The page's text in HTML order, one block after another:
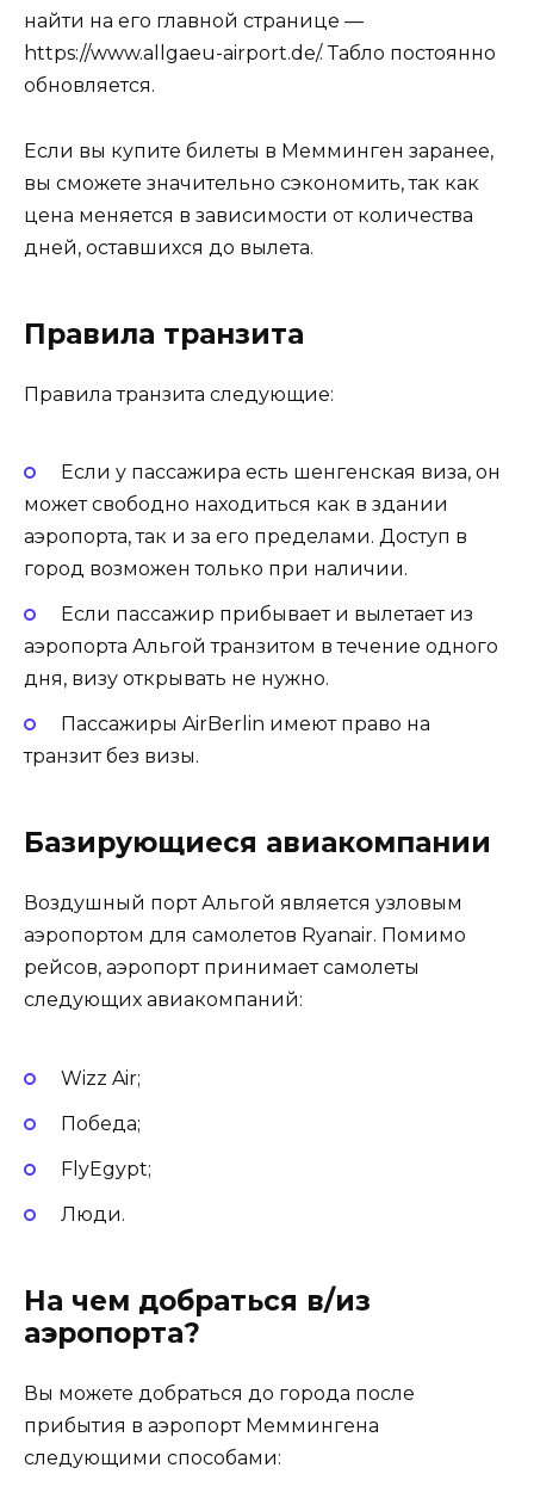
найти на его главной странице —
https://www.allgaeu-airport.de/. Табло постоянно
обновляется.
Если вы купите билеты в Мемминген заранее,
вы сможете значительно сэкономить, так как
цена меняется в зависимости от количества
дней, оставшихся до вылета.
Правила транзита
Правила транзита следующие:
Если у пассажира есть шенгенская виза, он
может свободно находиться как в здании
аэропорта, так и за его пределами. Доступ в
город возможен только при наличии.
Если пассажир прибывает и вылетает из
аэропорта Альгой транзитом в течение одного
дня, визу открывать не нужно.
Пассажиры AirBerlin имеют право на
транзит без визы.
Базирующиеся авиакомпании
Воздушный порт Альгой является узловым
аэропортом для самолетов Ryanair. Помимо
рейсов, аэропорт принимает самолеты
следующих авиакомпаний:
Wizz Air;
Победа;
FlyEgypt;
Люди.
На чем добраться в/из
аэропорта?
Вы можете добраться до города после
прибытия в аэропорт Меммингена
следующими способами: